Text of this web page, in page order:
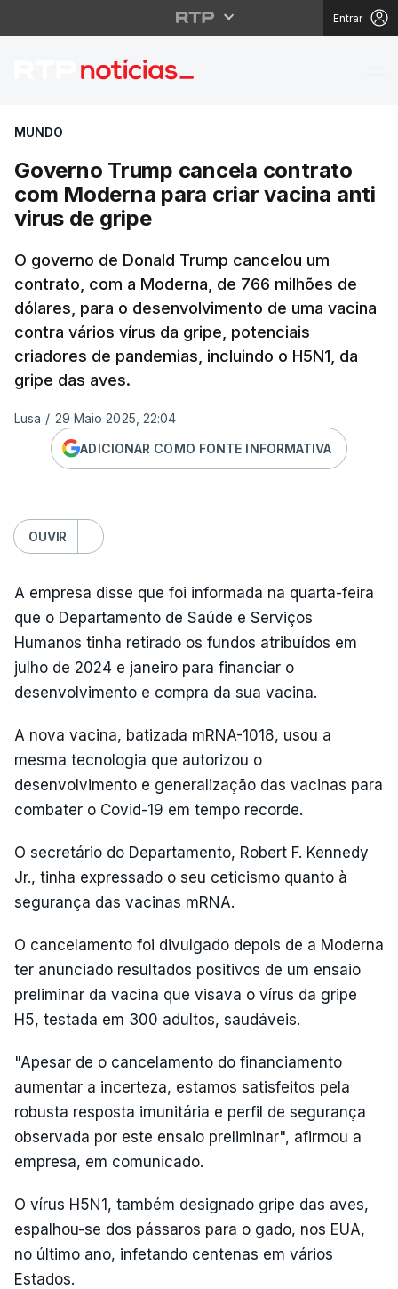
Entrar
Governo Trump
MUNDO
Governo Trump cancela contrato
com Moderna para criar vacina anti
virus de gripe
O governo de Donald Trump cancelou um
contrato, com a Moderna, de 766 milhões de
dólares, para o desenvolvimento de uma vacina
contra vários vírus da gripe, potenciais
criadores de pandemias, incluindo o H5N1, da
gripe das aves.
Lusa / 29 Maio 2025, 22:04
ADICIONAR COMO FONTE INFORMATIVA
OUVIR
A empresa disse que foi informada na quarta-feira
que o Departamento de Saúde e Serviços
Humanos tinha retirado os fundos atribuídos em
julho de 2024 e janeiro para financiar o
desenvolvimento e compra da sua vacina.
A nova vacina, batizada mRNA-1018, usou a
mesma tecnologia que autorizou o
desenvolvimento e generalização das vacinas para
combater o Covid-19 em tempo recorde.
O secretário do Departamento, Robert F. Kennedy
Jr., tinha expressado o seu ceticismo quanto à
segurança das vacinas mRNA.
O cancelamento foi divulgado depois de a Moderna
ter anunciado resultados positivos de um ensaio
preliminar da vacina que visava o vírus da gripe
H5, testada em 300 adultos, saudáveis.
"Apesar de o cancelamento do financiamento
aumentar a incerteza, estamos satisfeitos pela
robusta resposta imunitária e perfil de segurança
observada por este ensaio preliminar", afirmou a
empresa, em comunicado.
O vírus H5N1, também designado gripe das aves,
espalhou-se dos pássaros para o gado, nos EUA,
no último ano, infetando centenas em vários
Estados.